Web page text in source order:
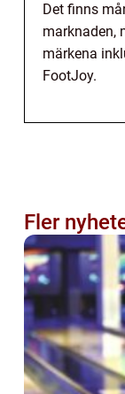
Det finns
marknaden,
märkena
FootJoy.
Fler